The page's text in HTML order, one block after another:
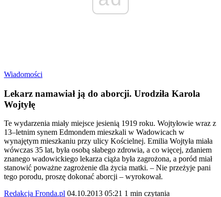
Wiadomości
Lekarz namawiał ją do aborcji. Urodziła Karola
Wojtyłę
Te wydarzenia miały miejsce jesienią 1919 roku. Wojtyłowie wraz z
13–letnim synem Edmondem mieszkali w Wadowicach w
wynajętym mieszkaniu przy ulicy Kościelnej. Emilia Wojtyła miała
wówczas 35 lat, była osobą słabego zdrowia, a co więcej, zdaniem
znanego wadowickiego lekarza ciąża była zagrożona, a poród miał
stanowić poważne zagrożenie dla życia matki. – Nie przeżyje pani
tego porodu, proszę dokonać aborcji – wyrokował.
Redakcja Fronda.pl 04.10.2013 05:21 1 min czytania